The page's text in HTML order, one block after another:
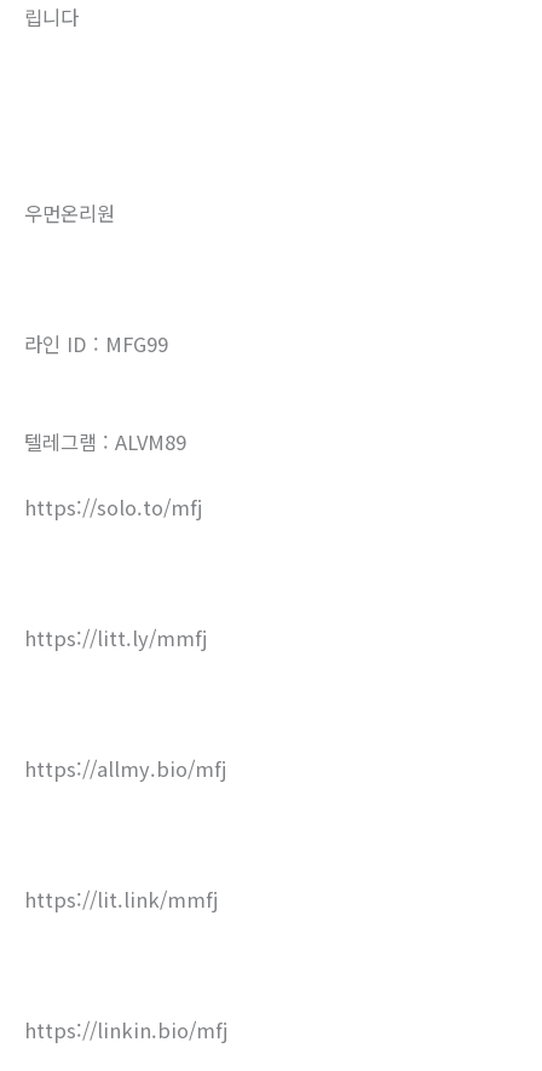
립니다
우먼온리원
라인 ID : MFG99
텔레그램 : ALVM89
https://solo.to/mfj
https://litt.ly/mmfj
https://allmy.bio/mfj
https://lit.link/mmfj
https://linkin.bio/mfj